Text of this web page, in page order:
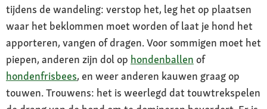
tijdens de wandeling: verstop het, leg het op plaatsen
waar het beklommen moet worden of laat je hond het
apporteren, vangen of dragen. Voor sommigen moet het
piepen, anderen zijn dol op hondenballen of
hondenfrisbees, en weer anderen kauwen graag op
touwen. Trouwens: het is weerlegd dat touwtrekspelen